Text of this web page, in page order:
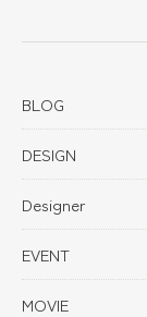
BLOG
DESIGN
Designer
EVENT
MOVIE